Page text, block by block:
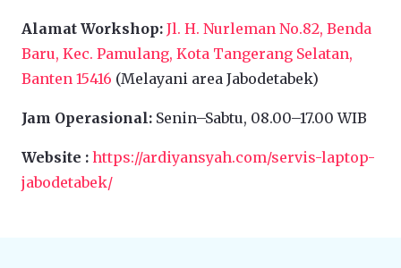
Alamat Workshop: Jl. H. Nurleman No.82, Benda
Baru, Kec. Pamulang, Kota Tangerang Selatan,
Banten 15416 (Melayani area Jabodetabek)
Jam Operasional: Senin–Sabtu, 08.00–17.00 WIB
Website : https://ardiyansyah.com/servis-laptop-
jabodetabek/